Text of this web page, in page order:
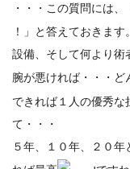
・・・この質問には
！」と答えておきます。
設備、そして何より術
腕が悪ければ・・・ど
できれば１人の優秀
て・・・
５年、１０年、２０年